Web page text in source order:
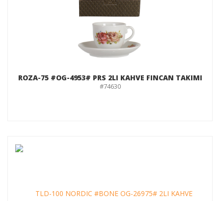
ROZA-75 #OG-4953# PRS 2LI KAHVE FINCAN TAKIMI
#74630